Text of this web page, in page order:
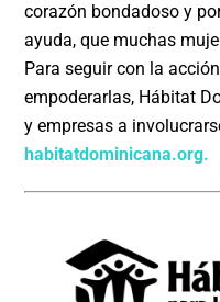
corazón bondadoso y
ayuda, que muchas
Para seguir con la
empoderarlas, Hábitat
y empresas a
habitatdominicana.org.